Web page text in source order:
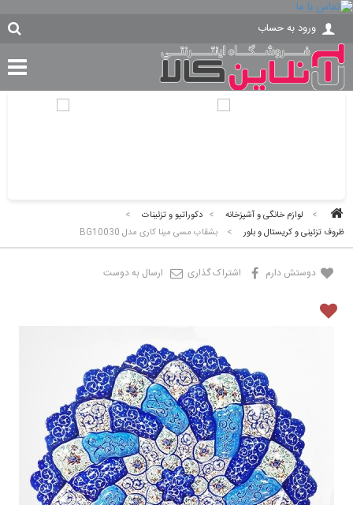
ورود به حساب
> لوازم خانگی و آشپزخانه > دکوراتیو و تزئینات
>
ظروف تزئینی و کریستال و بلور
> بشقاب مسی مینا کاری مدل BG10030
دوستش دارم اشتراک گذاری ارسال به دوست